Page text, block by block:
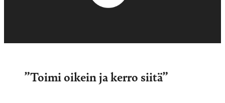
”Toimi oikein ja kerro siitä”